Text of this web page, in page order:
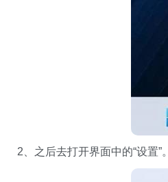
2、之后去打开界面中的“设置”。